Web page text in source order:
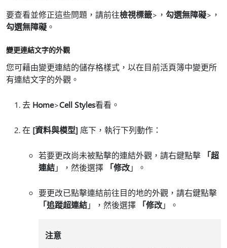
要查看並修正這些問題，請前往檢視標籤>， 勾選無障礙>，
勾選無障礙 。
變更連結文字的外觀
您可藉由變更連結的儲存格樣式，以在目前活頁簿中變更所
有連結文字的外觀。
去 Home>Cell Styles看看。
在 [資料與模型] 底下，執行下列動作：
若要更改尚未被點擊的連結外觀，請右鍵點擊
「超
連結」，然後選擇 「修改」。
要更改已點擊連結前往目的地的外觀，請右鍵點擊
「追蹤超連結」，然後選擇 「修改」。
注意